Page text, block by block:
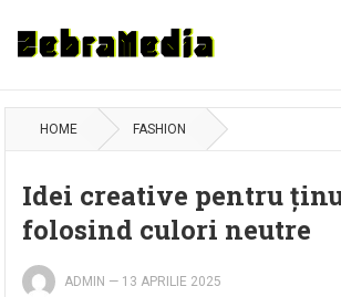
HOME FASHION
Idei creative pentru
folosind culori neutre
ADMIN — 13 APRILIE 2025